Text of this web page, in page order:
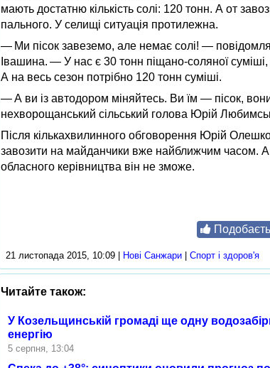
мають достатню кількість солі: 120 тонн. А от
пального. У селищі ситуація протилежна.
— Ми пісок завеземо, але немає солі! —
Івашина. — У нас є 30 тонн піщано-соляної
А на весь сезон потрібно 120 тонн суміші.
— А ви із автодором міняйтесь. Ви їм — пісок,
нехворощанський сільський голова Юрій
Після кількахвилинного обговорення Юрій
завозити на майданчики вже найближчим часом. А
обласного керівництва він не зможе.
21 листопада 2015, 10:09 | Нові Cанжари Спорт і здоров'я
Читайте також:
У Козельщинській громаді ще одну
енергію
5 серпня, 13:04